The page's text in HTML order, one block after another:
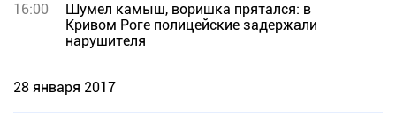
16:00
Шумел камыш, воришка прятался: в
Кривом Роге полицейские задержали
нарушителя
28 января 2017